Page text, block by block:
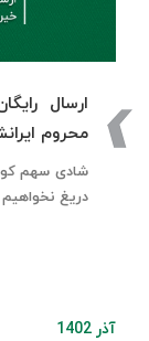
ارسال
محروم
شادی سهم
دریغ نخواهیم
آذر 1402